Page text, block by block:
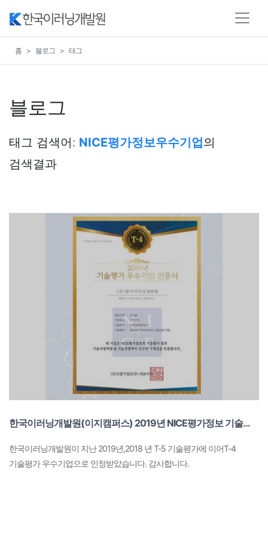
홈 블로그 태그
블로그
태그 검색어: NICE평가정보우수기업의
검색결과
한국이러닝개발원(이지캠퍼스) 2019년 NICE평가정보 기술평가 우수기업 인증
한국이러닝개발원이 지난 2019년,2018 년 T-5 기술평가에 이어T-4
기술평가 우수기업으로 인정받았습니다. 감사합니다.